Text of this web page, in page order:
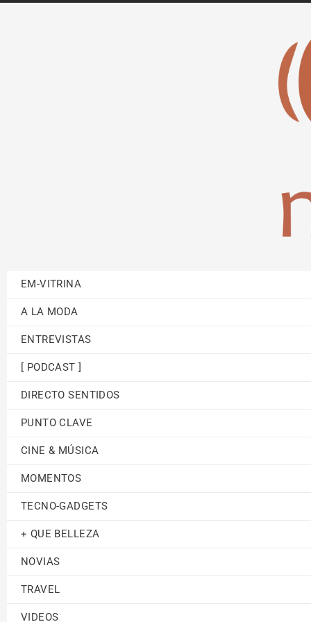
EM-VITRINA
A LA MODA
ENTREVISTAS
[ PODCAST ]
DIRECTO SENTIDOS
PUNTO CLAVE
CINE & MÚSICA
MOMENTOS
TECNO-GADGETS
+ QUE BELLEZA
NOVIAS
TRAVEL
VIDEOS